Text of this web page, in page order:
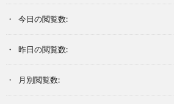
今日の閲覧数:
昨日の閲覧数:
月別閲覧数: